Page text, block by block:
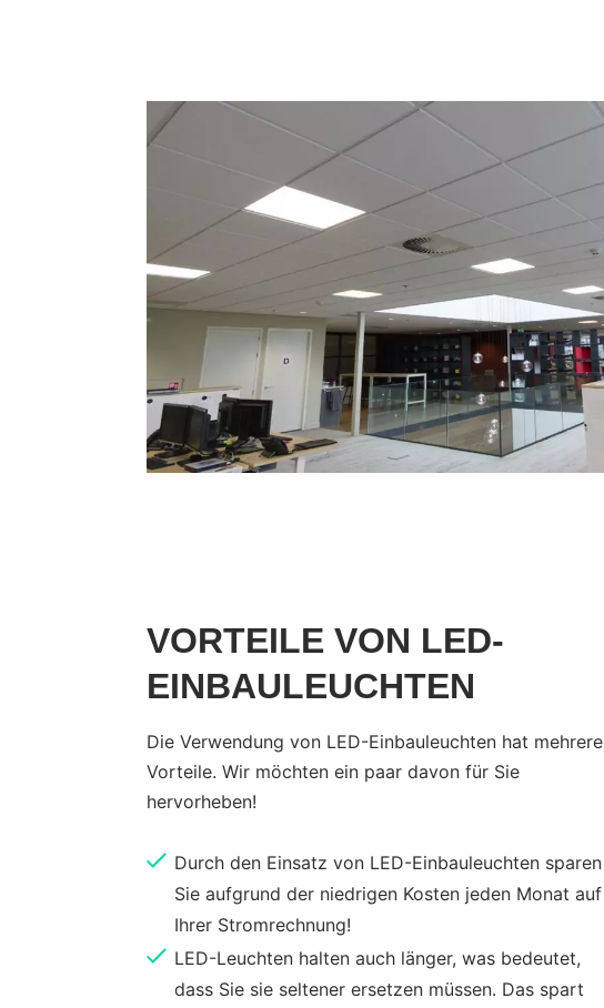
VORTEILE VON LED-
EINBAULEUCHTEN
Die Verwendung von LED-Einbauleuchten hat mehrere
Vorteile. Wir möchten ein paar davon für Sie
hervorheben!
Durch den Einsatz von LED-Einbauleuchten sparen
Sie aufgrund der niedrigen Kosten jeden Monat auf
Ihrer Stromrechnung!
LED-Leuchten halten auch länger, was bedeutet,
dass Sie sie seltener ersetzen müssen. Das spart